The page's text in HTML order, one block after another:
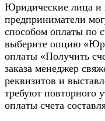
Юридические лица и
предприниматели
способом оплаты по
выберите опцию
оплаты «Получить
заказа менеджер
реквизитов и
требуют повторного
оплаты счета